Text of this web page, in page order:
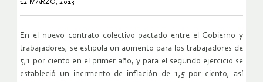
12 MARZO, 2013
En el nuevo contrato colectivo pactado entre el Gobierno y
trabajadores, se estipula un aumento para los trabajadores de
5,1 por ciento en el primer año, y para el segundo ejercicio se
estableció un incrmento de inflación de 1,5 por ciento, así